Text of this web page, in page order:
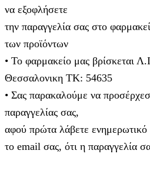
να εξοφλήσετε
την παραγγελία σας στο
των προϊόντων
• Το φαρμακείο μας βρίσκεται
Θεσσαλονικη ΤΚ: 54635
• Σας παρακαλούμε να
παραγγελίας σας,
αφού πρώτα λάβετε
το email σας, ότι η παραγγελία